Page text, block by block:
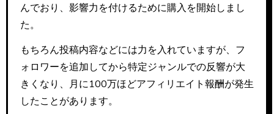
んでおり、影響力を付けるために購入を開始しまし
た。
もちろん投稿内容などには力を入れていますが、フ
ォロワーを追加してから特定ジャンルでの反響が大
きくなり、月に100万ほどアフィリエイト報酬が発生
したことがあります。